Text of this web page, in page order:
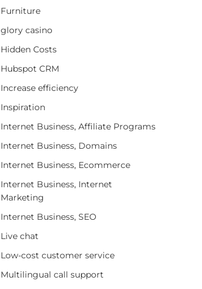
Furniture
glory casino
Hidden Costs
Hubspot CRM
Increase efficiency
Inspiration
Internet Business, Affiliate Programs
Internet Business, Domains
Internet Business, Ecommerce
Internet Business, Internet
Marketing
Internet Business, SEO
Live chat
Low-cost customer service
Multilingual call support